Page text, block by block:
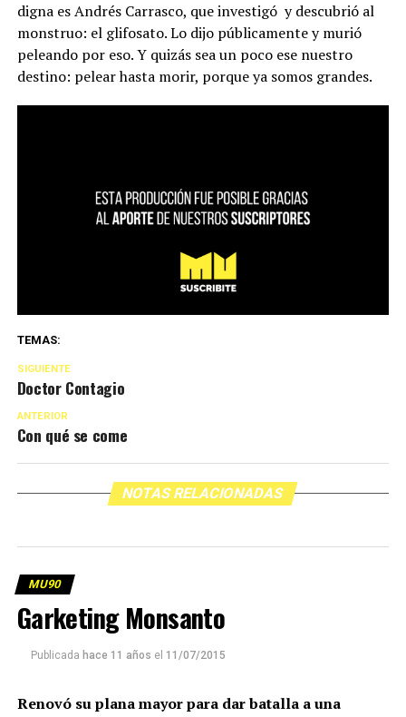
digna es Andrés Carrasco, que investigó y descubrió al
monstruo: el glifosato. Lo dijo públicamente y murió
peleando por eso. Y quizás sea un poco ese nuestro
destino: pelear hasta morir, porque ya somos grandes.
TEMAS:
SIGUIENTE
Doctor Contagio
ANTERIOR
Con qué se come
NOTAS RELACIONADAS
MU90
Garketing Monsanto
Publicada hace 11 años el 11/07/2015
Renovó su plana mayor para dar batalla a una